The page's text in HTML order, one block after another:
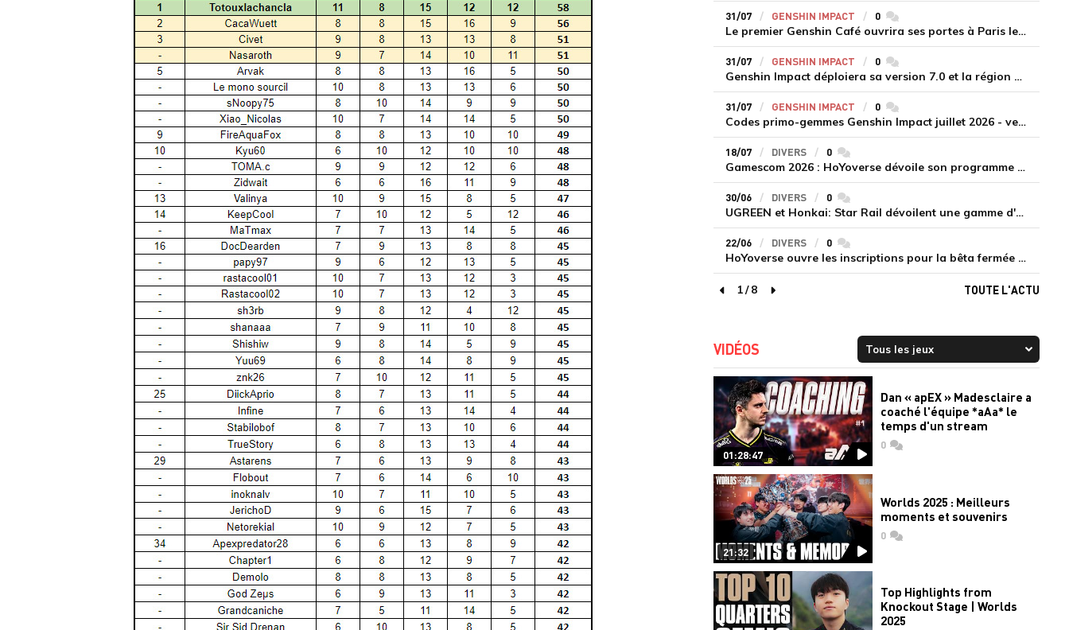
31/07 GENSHIN IMPACT 0commentaires
Le premier Genshin Café ouvrira ses portes à Paris le 14 août
31/07 GENSHIN IMPACT 0commentaires
Genshin Impact déploiera sa version 7.0 et la région de Snezhnaya le 12 août
31/07 GENSHIN IMPACT 0commentaires
Codes primo-gemmes Genshin Impact juillet 2026 - version 7.0
18/07 DIVERS 0commentaires
Gamescom 2026 : HoYoverse dévoile son programme et présente deux nouveaux jeux inédits
30/06 DIVERS 0commentaires
UGREEN et Honkai: Star Rail dévoilent une gamme d'accessoires de recharge en édition limitée
22/06 DIVERS 0commentaires
HoYoverse ouvre les inscriptions pour la bêta fermée de Honkai : Nexus Anima
page précédente
1/8
page suivante
TOUTE L'ACTU
VIDÉOS
01:28:47
Dan « apEX » Madesclaire a
coaché l'équipe *aAa* le
temps d'un stream
0commentaires
21:32
Worlds 2025 : Meilleurs
moments et souvenirs
0commentaires
Top Highlights from
Knockout Stage | Worlds
2025